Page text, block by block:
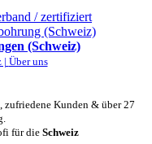
(Schweiz)
| Über uns
zufriedene Kunden & über 27
für die Schweiz